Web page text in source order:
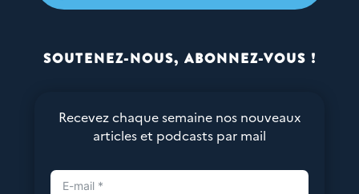
SOUTENEZ-NOUS, ABONNEZ-VOUS !
Recevez chaque semaine nos nouveaux
articles et podcasts par mail